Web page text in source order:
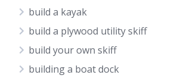
build a kayak
build a plywood utility skiff
build your own skiff
building a boat dock